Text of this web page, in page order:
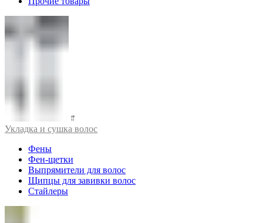
Укладка и сушка волос
Фены
Фен-щетки
Выпрямители для волос
Щипцы для завивки волос
Стайлеры